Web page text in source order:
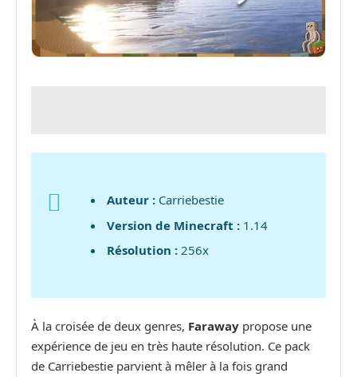
Auteur : Carriebestie
Version de Minecraft : 1.14
Résolution : 256x
À la croisée de deux genres, Faraway propose une
expérience de jeu en très haute résolution. Ce pack
de Carriebestie parvient à mêler à la fois grand